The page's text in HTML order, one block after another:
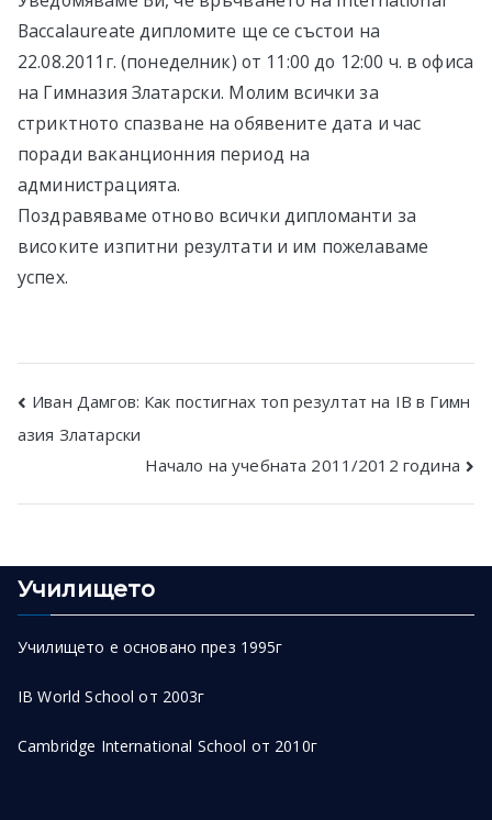
Baccalaureate дипломите ще се състои на
22.08.2011г. (понеделник) от 11:00 до 12:00 ч. в офиса
на Гимназия Златарски. Молим всички за
стриктното спазване на обявените дата и час
поради ваканционния период на
администрацията.
Поздравяваме отново всички дипломанти за
високите изпитни резултати и им пожелаваме
успех.
Post
navigation
Иван Дамгов: Как постигнах топ резултат на IB в Гимн
азия Златарски
Начало на учебната 2011/2012 година
Училището
Училището е основано през 1995г
IB World School от 2003г
Cambridge International School от 2010г